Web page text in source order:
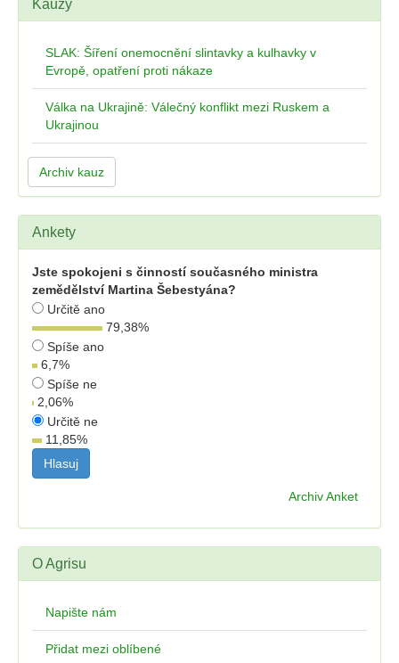
Kauzy
SLAK: Šíření onemocnění slintavky a kulhavky v
Evropě, opatření proti nákaze
Válka na Ukrajině: Válečný konflikt mezi Ruskem a
Ukrajinou
Archiv kauz
Ankety
Jste spokojeni s činností současného ministra
zemědělství Martina Šebestyána?
Určitě ano
79,38%
Spíše ano
6,7%
Spíše ne
2,06%
Určitě ne
11,85%
Archiv Anket
O Agrisu
Napište nám
Přidat mezi oblíbené